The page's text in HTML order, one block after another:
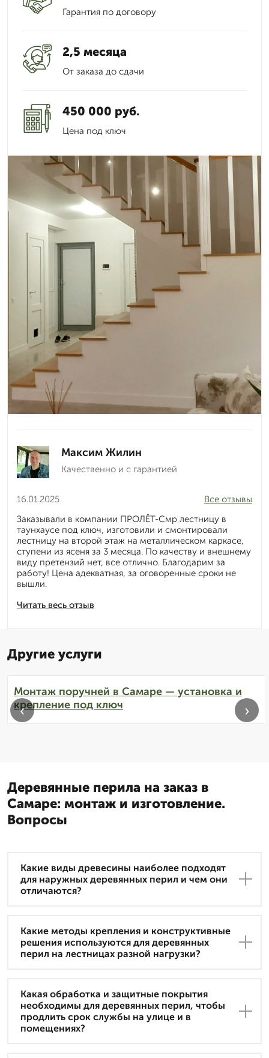
Гарантия по договору
2,5 месяца
От заказа до сдачи
450 000 руб.
Цена под ключ
Максим Жилин
Качественно и с гарантией
16.01.2025
Читать весь отзыв
Все отзывы
Заказывали в компании ПРОЛЁТ-Смр лестницу в
таунхаусе под ключ, изготовили и смонтировали
лестницу на второй этаж на металлическом каркасе,
ступени из ясеня за 3 месяца. По качеству и внешнему
виду претензий нет, все отлично. Благодарим за
работу! Цена адекватная, за оговоренные сроки не
вышли.
Другие услуги
Монтаж поручней в Самаре — установка и
крепление под ключ
‹ ›
Деревянные перила на заказ в
Самаре: монтаж и изготовление.
Вопросы
Какие виды древесины наиболее подходят
для наружных деревянных перил и чем они
отличаются?
Какие методы крепления и конструктивные
решения используются для деревянных
перил на лестницах разной нагрузки?
Какая обработка и защитные покрытия
необходимы для деревянных перил, чтобы
продлить срок службы на улице и в
помещениях?